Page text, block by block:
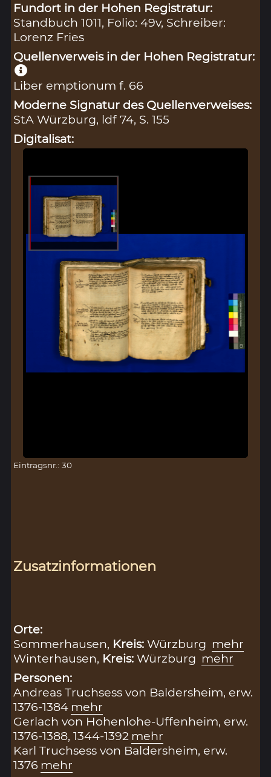
Fundort in der Hohen Registratur:
Standbuch 1011, Folio: 49v, Schreiber:
Lorenz Fries
Quellenverweis in der Hohen Registratur:
Liber emptionum f. 66
Moderne Signatur des Quellenverweises:
StA Würzburg, ldf 74, S. 155
Digitalisat:
Eintragsnr.: 30
Zusatzinformationen
Orte:
Sommerhausen, Kreis:Würzburg mehr
Winterhausen, Kreis:Würzburg mehr
Personen:
Andreas Truchsess von Baldersheim, erw.
1376-1384 mehr
Gerlach von Hohenlohe-Uffenheim, erw.
1376-1388, 1344-1392 mehr
Karl Truchsess von Baldersheim, erw.
1376 mehr